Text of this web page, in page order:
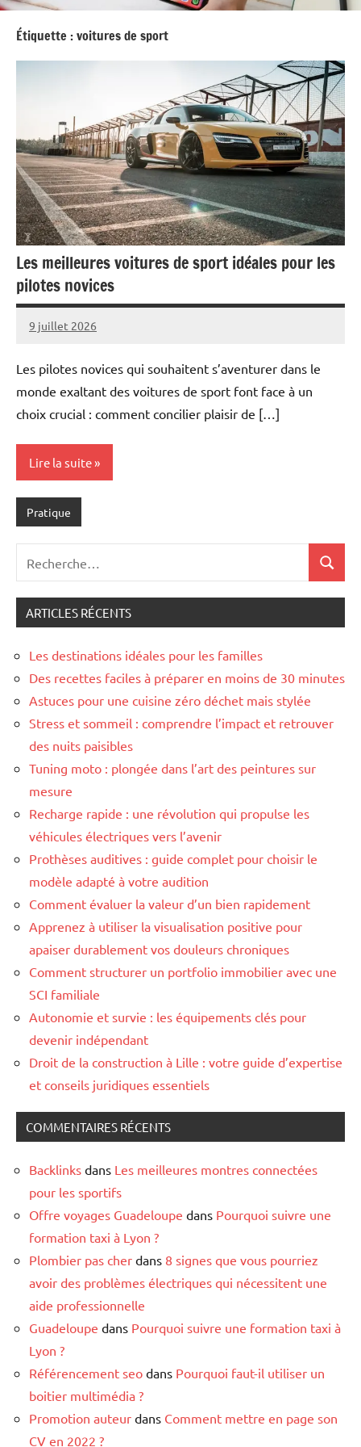
Étiquette :voitures de sport
Les meilleures voitures de sport idéales pour les
pilotes novices
9 juillet 2026
Marise
Aucun
Les pilotes novices qui souhaitent s’aventurer dans le
monde exaltant des voitures de sport font face à un
choix crucial : comment concilier plaisir de […]
Lire la suite
Pratique
pour
:
ARTICLES RÉCENTS
Les destinations idéales pour les familles
Des recettes faciles à préparer en moins de 30 minutes
Astuces pour une cuisine zéro déchet mais stylée
Stress et sommeil : comprendre l’impact et retrouver
des nuits paisibles
Tuning moto : plongée dans l’art des peintures sur
mesure
Recharge rapide : une révolution qui propulse les
véhicules électriques vers l’avenir
Prothèses auditives : guide complet pour choisir le
modèle adapté à votre audition
Comment évaluer la valeur d’un bien rapidement
Apprenez à utiliser la visualisation positive pour
apaiser durablement vos douleurs chroniques
Comment structurer un portfolio immobilier avec une
SCI familiale
Autonomie et survie : les équipements clés pour
devenir indépendant
Droit de la construction à Lille : votre guide d’expertise
et conseils juridiques essentiels
COMMENTAIRES RÉCENTS
Backlinks dans Les meilleures montres connectées
pour les sportifs
Offre voyages Guadeloupe dans Pourquoi suivre une
formation taxi à Lyon ?
Plombier pas cher dans 8 signes que vous pourriez
avoir des problèmes électriques qui nécessitent une
aide professionnelle
Guadeloupe dans Pourquoi suivre une formation taxi à
Lyon ?
Référencement seo dans Pourquoi faut-il utiliser un
boitier multimédia ?
Promotion auteur dans Comment mettre en page son
CV en 2022 ?